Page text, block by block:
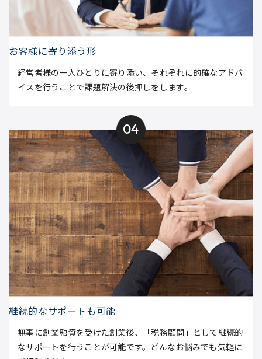
お客様に寄り添う形
経営者様の一人ひとりに寄り添い、それぞれに的確なアドバ
イスを行うことで課題解決の後押しをします。
04
継続的なサポートも可能
無事に創業融資を受けた創業後、「税務顧問」として継続的
なサポートを行うことが可能です。どんなお悩みでも気軽に